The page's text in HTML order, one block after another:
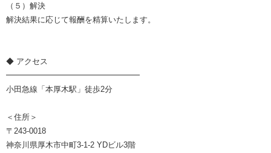
（５）解決
解決結果に応じて報酬を精算いたします。
◆ アクセス
━━━━━━━━━━━━━━━━━
小田急線「本厚木駅」徒歩2分
＜住所＞
〒243-0018
神奈川県厚木市中町3-1-2 YDビル3階